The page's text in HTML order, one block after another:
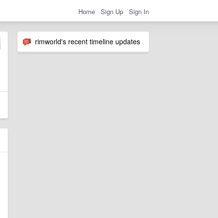
Home Sign Up Sign In
rimworld's recent timeline updates